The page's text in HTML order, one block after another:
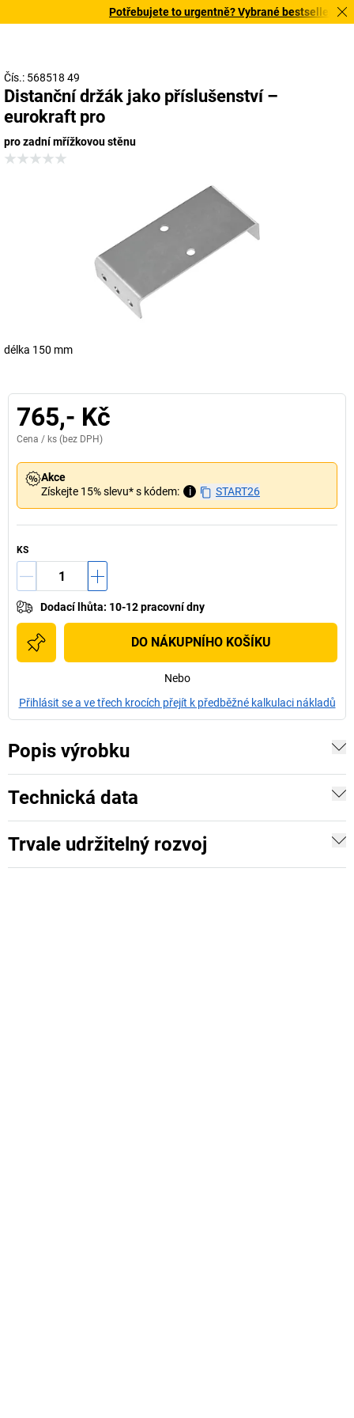
Potřebujete to urgentně? Vybrané bestsellery
Čís.: 568518 49
Distanční držák jako příslušenství –
eurokraft pro
pro zadní mřížkovou stěnu
délka 150 mm
765,- Kč
Cena / ks (bez DPH)
Akce
Získejte 15% slevu* s kódem:
i START26
KS
Dodací lhůta: 10-12 pracovní dny
DO NÁKUPNÍHO KOŠÍKU
Nebo
Přihlásit se a ve třech krocích přejít k předběžné kalkulaci nákladů
Popis výrobku
Technická data
Trvale udržitelný rozvoj